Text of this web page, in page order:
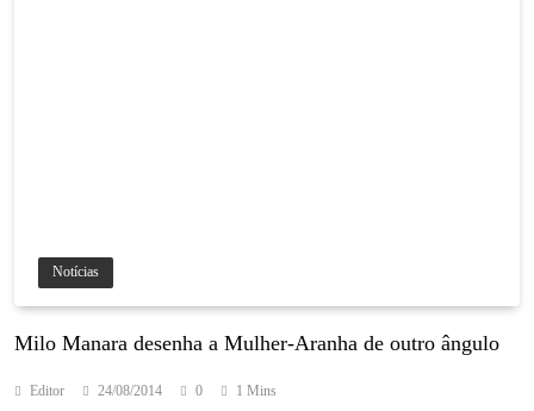
Notícias
Milo Manara desenha a Mulher-Aranha de outro ângulo
Editor 24/08/2014 0 1 Mins